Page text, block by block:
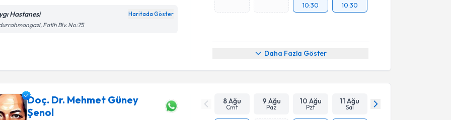
Hastanesi Haritada Göster
Fatih Blv. No:75
10:30
10:30
Daha Fazla Göster
Doç. Dr. Mehmet Güney
Şenol
8 Ağu
Cmt
9 Ağu
Paz
10 Ağu
Pzt
11 Ağu
Sal